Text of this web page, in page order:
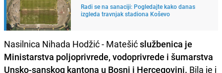
Radi se na sanaciji: Pogledajte kako danas
izgleda travnjak stadiona Koševo
Nasilnica Nihada Hodžić - Matešićslužbenica je
Ministarstva poljoprivrede, vodoprivrede i šumarstva
Unsko-sanskog kantona u Bosni i Hercegovini. Bila je i